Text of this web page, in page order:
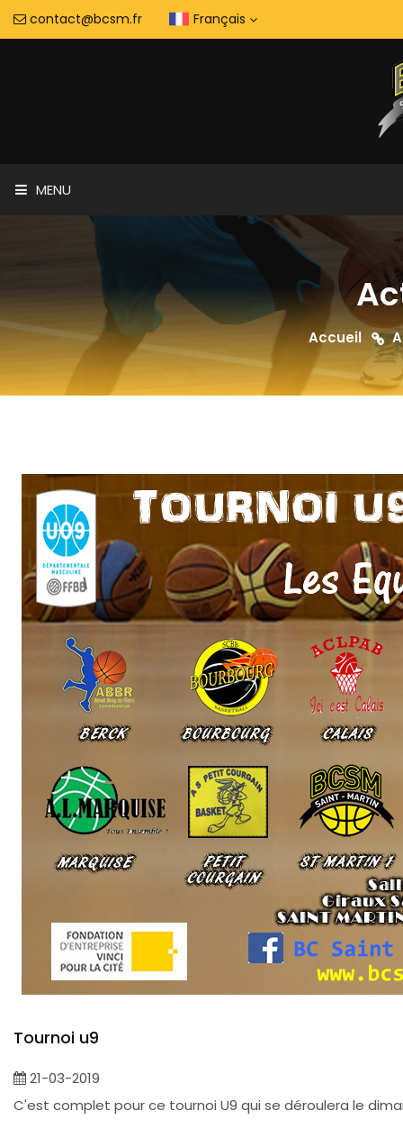
contact@bcsm.fr Français
MENU
Accueil
Tournoi u9
21-03-2019
C'est complet pour ce tournoi U9 qui se déroulera le